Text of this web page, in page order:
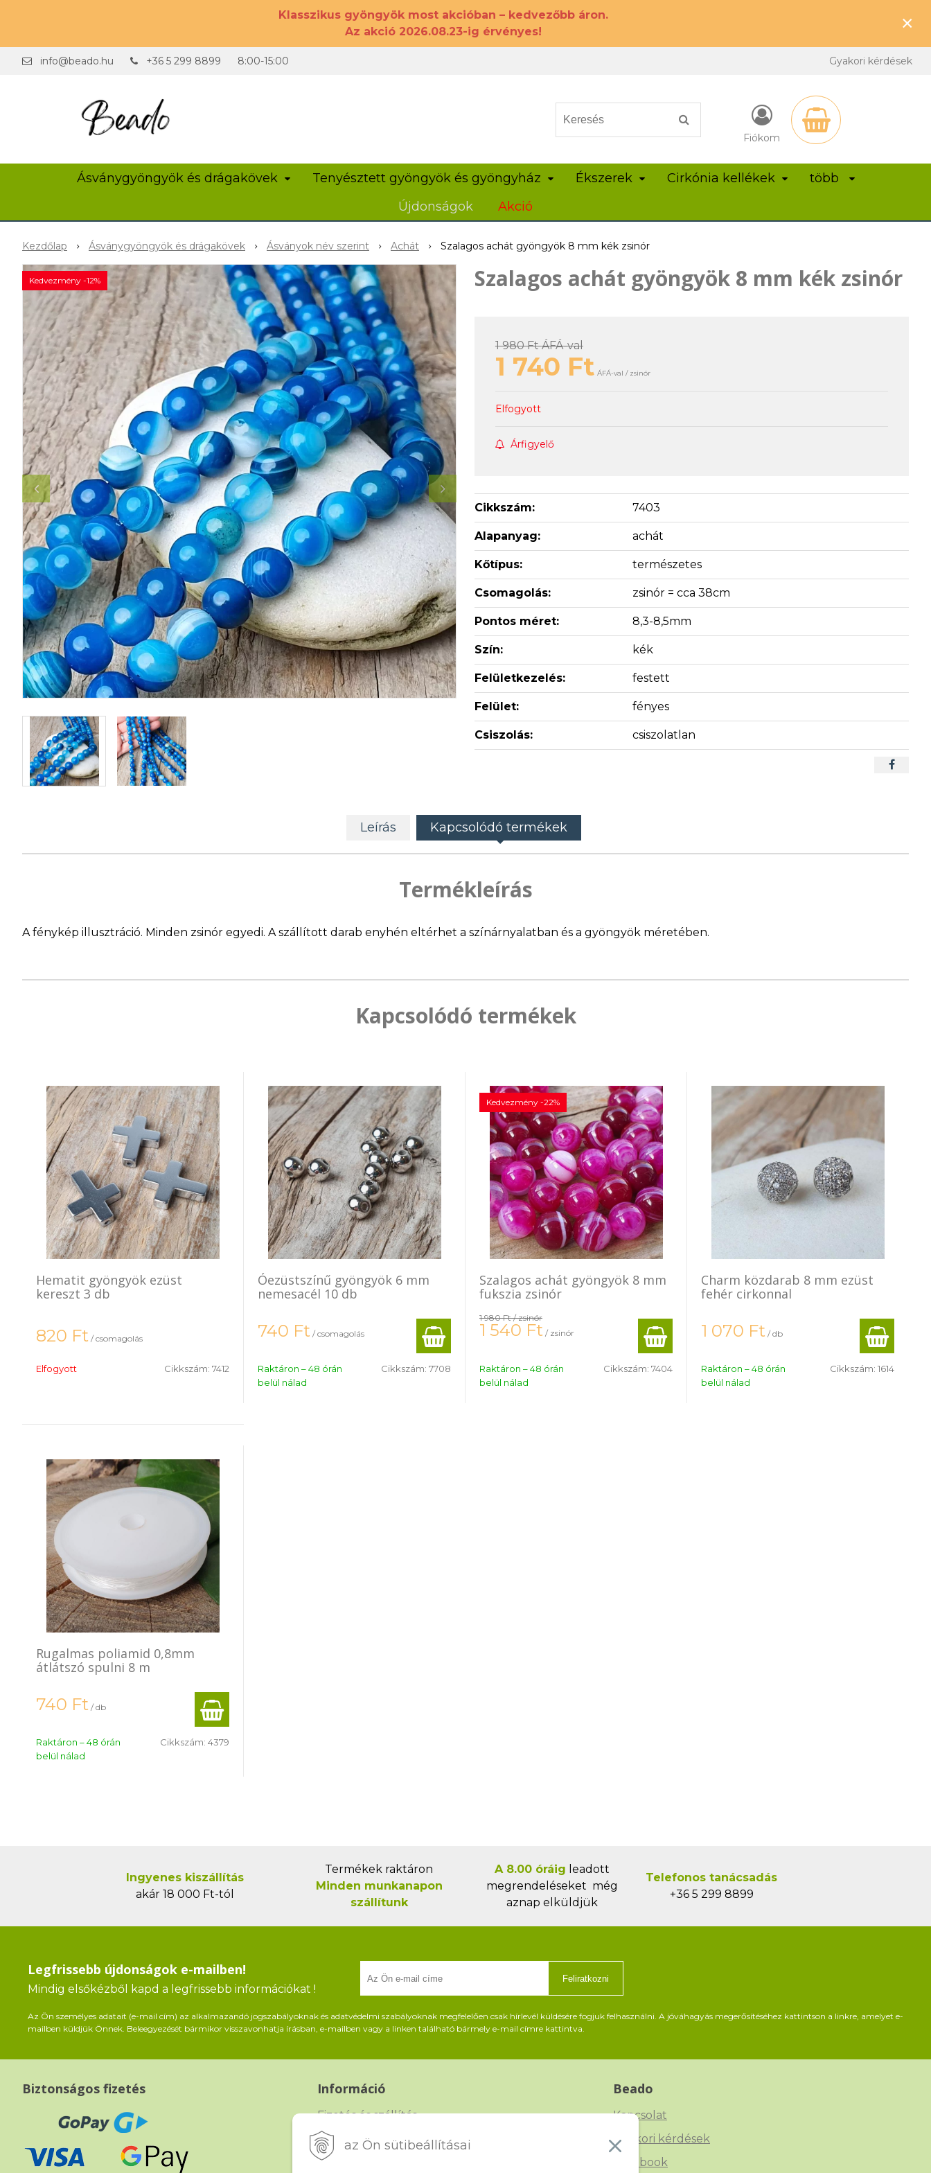
az Ön sütibeállításai
Klasszikus gyöngyök most akcióban – kedvezőbb áron.
Az akció 2026.08.23-ig érvényes!
×
info@beado.hu +36 5 299 8899 8:00-15:00 Gyakori kérdések
Fiókom
Ásványgyöngyök és drágakövek Tenyésztett gyöngyök és gyöngyház Ékszerek Cirkónia kellékek
több
Újdonságok
Akció
Kezdőlap Ásványgyöngyök és drágakövek Ásványok név szerint Achát Szalagos achát gyöngyök 8 mm kék zsinór
Kedvezmény -12% Szalagos achát gyöngyök 8 mm kék zsinór
1 980 FtÁFÁ-val
1 740 Ft ÁFÁ-val / zsinór
Elfogyott
Árfigyelő
Cikkszám: 7403
Alapanyag: achát
Kőtípus: természetes
Csomagolás: zsinór = cca 38cm
Pontos méret: 8,3-8,5mm
Szín: kék
Felületkezelés: festett
Felület: fényes
Csiszolás: csiszolatlan
Leírás Kapcsolódó termékek
Termékleírás
A fénykép illusztráció. Minden zsinór egyedi. A szállított darab enyhén eltérhet a színárnyalatban és a gyöngyök méretében.
Kapcsolódó termékek
Hematit gyöngyök ezüst
kereszt 3 db
820 Ft / csomagolás
Elfogyott Cikkszám: 7412
Óezüstszínű gyöngyök 6 mm
nemesacél 10 db
740 Ft / csomagolás
Raktáron – 48 órán
belül nálad
Cikkszám: 7708
Szalagos achát gyöngyök 8 mm
fukszia zsinór
Kedvezmény -22%
1 980 Ft/ zsinór
1 540 Ft / zsinór
Raktáron – 48 órán
belül nálad
Cikkszám: 7404
Charm közdarab 8 mm ezüst
fehér cirkonnal
1 070 Ft / db
Raktáron – 48 órán
belül nálad
Cikkszám: 1614
Rugalmas poliamid 0,8mm
átlátszó spulni 8 m
740 Ft / db
Raktáron – 48 órán
belül nálad
Cikkszám: 4379
Ingyenes kiszállítás
akár 18 000 Ft-tól
Termékek raktáron
Minden munkanapon
szállítunk
A 8.00 óráig leadott
megrendeléseket még
aznap elküldjük
Telefonos tanácsadás
+36 5 299 8899
Legfrissebb újdonságok e-mailben!
Mindig elsőkézből kapd a legfrissebb információkat !
Feliratkozni
Az Ön személyes adatait (e-mail cím) az alkalmazandó jogszabályoknak és adatvédelmi szabályoknak megfelelően csak hírlevél küldésére fogjuk felhasználni. A jóváhagyás megerősítéséhez kattintson a linkre, amelyet e-
mailben küldjük Önnek. Beleegyezését bármikor visszavonhatja írásban, e-mailben vagy a linken található bármely e-mail címre kattintva.
Biztonságos fizetés Információ
Fizetés és szállítás
Panasz, árucsere és visszáru
Szerződési feltételek
Beado
Kapcsolat
Gyakori kérdések
Facebook